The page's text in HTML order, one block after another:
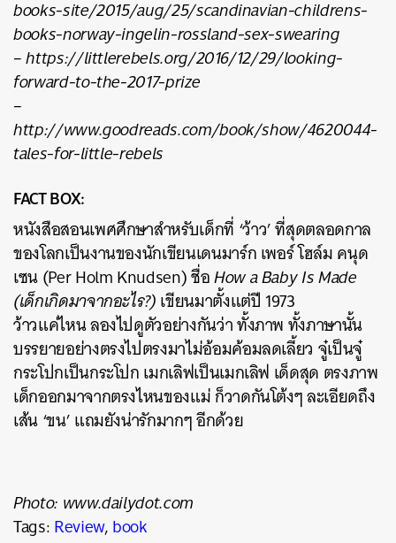
books-site/2015/aug/25/scandinavian-childrens-
books-norway-ingelin-rossland-sex-swearing
– https://littlerebels.org/2016/12/29/looking-
forward-to-the-2017-prize
–
http://www.goodreads.com/book/show/4620044-
tales-for-little-rebels
FACT BOX:
หนังสือสอนเพศศึกษาสำหรับเด็กที่ ‘ว้าว’ ที่สุดตลอดกาล
ของโลกเป็นงานของนักเขียนเดนมาร์ก เพอร์ โฮล์ม คนุด
เซน (Per Holm Knudsen) ชื่อHow a Baby Is Made
(เด็กเกิดมาจากอะไร?)เขียนมาตั้งแต่ปี 1973
ว้าวแค่ไหน ลองไปดูตัวอย่างกันว่า ทั้งภาพ ทั้งภาษานั้น
บรรยายอย่างตรงไปตรงมาไม่อ้อมค้อมลดเลี้ยว จู๋เป็นจู๋
กระโปกเป็นกระโปก เมกเลิฟเป็นเมกเลิฟ เด็ดสุด ตรงภาพ
เด็กออกมาจากตรงไหนของแม่ ก็วาดกันโต้งๆ ละเอียดถึง
เส้น ‘ขน’ แถมยังน่ารักมากๆ อีกด้วย
Photo: www.dailydot.com
Tags:Review,book